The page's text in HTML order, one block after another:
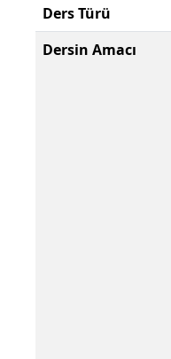
Ders Türü
Dersin Amacı